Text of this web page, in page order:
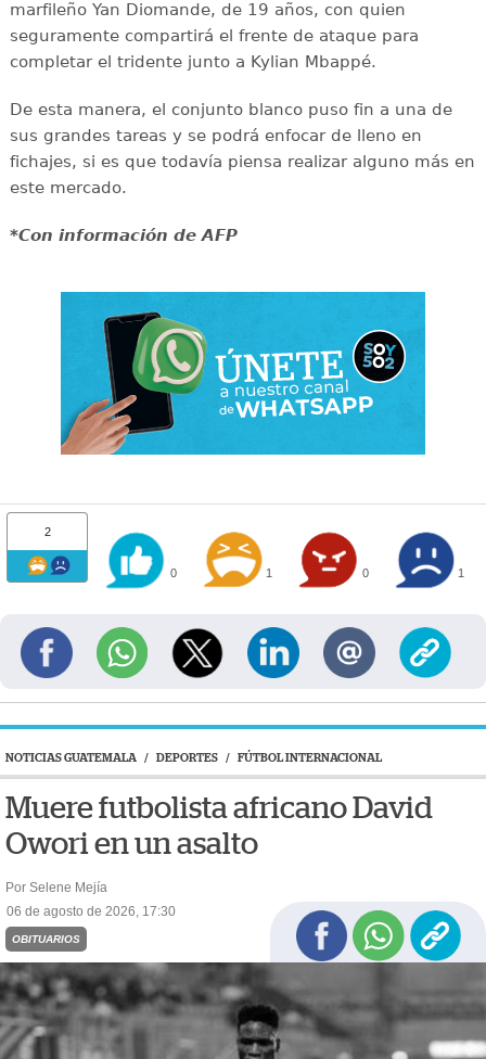
marfileño Yan Diomande, de 19 años, con quien
seguramente compartirá el frente de ataque para
completar el tridente junto a Kylian Mbappé.
De esta manera, el conjunto blanco puso fin a una de
sus grandes tareas y se podrá enfocar de lleno en
fichajes, si es que todavía piensa realizar alguno más en
este mercado.
*Con información de AFP
2
0 1 0 1
NOTICIAS GUATEMALA / DEPORTES / FÚTBOL INTERNACIONAL
Muere futbolista africano David
Owori en un asalto
Por Selene Mejía
06 de agosto de 2026, 17:30
OBITUARIOS